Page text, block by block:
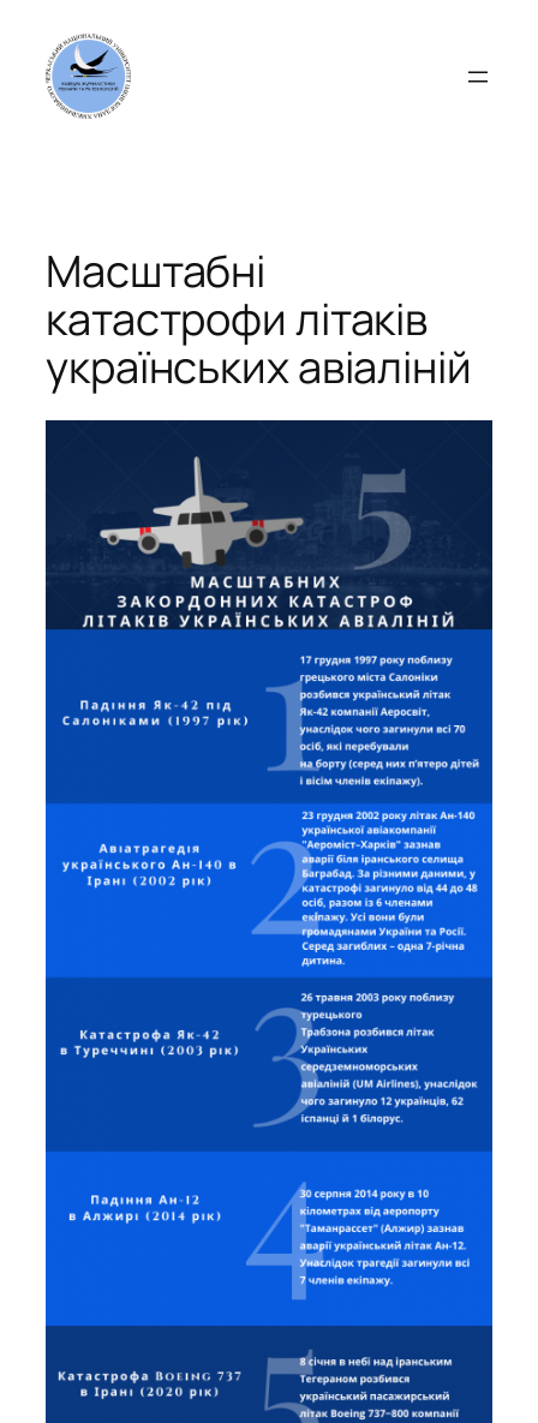
вмісту
Масштабні
катастрофи літаків
українських авіаліній